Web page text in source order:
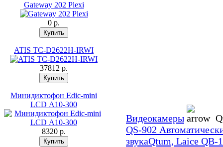
Gateway 202 Plexi
0 p.
ATIS TC-D2622H-IRWI
37812 p.
Минидиктофон Edic-mini
LCD А10-300
8320 p.
Видеокамеры
QS-902
звукаQtum, Laice QB-